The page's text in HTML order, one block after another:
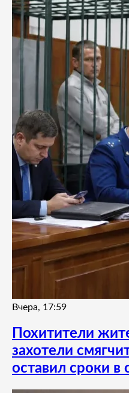
Вчера, 17:59
Похитители
захотели
оставил сроки в